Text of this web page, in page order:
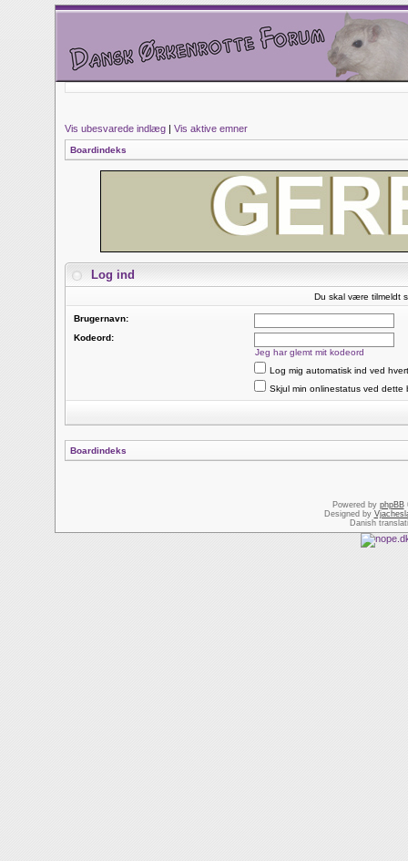
Vis ubesvarede indlæg | Vis aktive emner
Boardindeks
Log ind
Du skal være tilmeldt
Brugernavn:
Kodeord:
Jeg har glemt mit kodeord
Log mig automatisk ind ved
Skjul min onlinestatus ved dette
Boardindeks
Powered by phpBB
Designed by
Danish